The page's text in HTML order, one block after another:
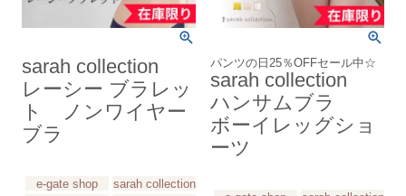
sarah collection
レーシー ブラレッ
ト ノンワイヤー
ブラ
e-gate shop
sarah collection
パンツの日25％OFFセール中☆
sarah collection
ハンサムブラ
ボーイレッグショ
ーツ